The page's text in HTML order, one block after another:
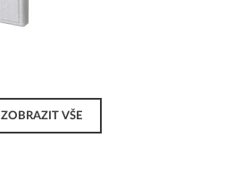
ZOBRAZIT VŠE